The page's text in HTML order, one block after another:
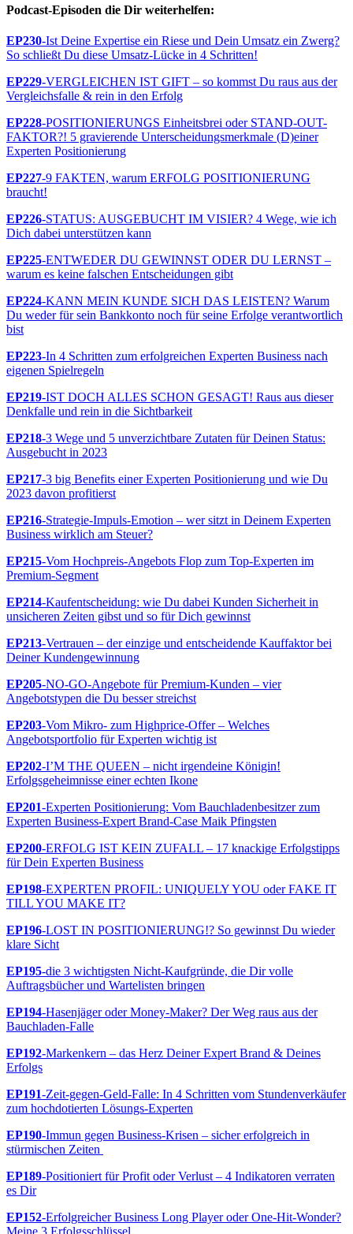
Podcast-Episoden die Dir weiterhelfen:
EP230-Ist Deine Expertise ein Riese und Dein Umsatz ein Zwerg?
So schließt Du diese Umsatz-Lücke in 4 Schritten!
EP229-VERGLEICHEN IST GIFT – so kommst Du raus aus der
Vergleichsfalle & rein in den Erfolg
EP228-POSITIONIERUNGS Einheitsbrei oder STAND-OUT-
FAKTOR?! 5 gravierende Unterscheidungsmerkmale (D)einer
Experten Positionierung
EP227-9 FAKTEN, warum ERFOLG POSITIONIERUNG
braucht!
EP226-STATUS: AUSGEBUCHT IM VISIER? 4 Wege, wie ich
Dich dabei unterstützen kann
EP225-ENTWEDER DU GEWINNST ODER DU LERNST –
warum es keine falschen Entscheidungen gibt
EP224-KANN MEIN KUNDE SICH DAS LEISTEN? Warum
Du weder für sein Bankkonto noch für seine Erfolge verantwortlich
bist
EP223-In 4 Schritten zum erfolgreichen Experten Business nach
eigenen Spielregeln
EP219-IST DOCH ALLES SCHON GESAGT! Raus aus dieser
Denkfalle und rein in die Sichtbarkeit
EP218-3 Wege und 5 unverzichtbare Zutaten für Deinen Status:
Ausgebucht in 2023
EP217-3 big Benefits einer Experten Positionierung und wie Du
2023 davon profitierst
EP216-Strategie-Impuls-Emotion – wer sitzt in Deinem Experten
Business wirklich am Steuer?
EP215-Vom Hochpreis-Angebots Flop zum Top-Experten im
Premium-Segment
EP214-Kaufentscheidung: wie Du dabei Kunden Sicherheit in
unsicheren Zeiten gibst und so für Dich gewinnst
EP213-Vertrauen – der einzige und entscheidende Kauffaktor bei
Deiner Kundengewinnung
EP205-NO-GO-Angebote für Premium-Kunden – vier
Angebotstypen die Du besser streichst
EP203-Vom Mikro- zum Highprice-Offer – Welches
Angebotsportfolio für Experten wichtig ist
EP202-I’M THE QUEEN – nicht irgendeine Königin!
Erfolgsgeheimnisse einer echten Ikone
EP201-Experten Positionierung: Vom Bauchladenbesitzer zum
Experten Business-Expert Brand-Case Maik Pfingsten
EP200-ERFOLG IST KEIN ZUFALL – 17 knackige Erfolgstipps
für Dein Experten Business
EP198-EXPERTEN PROFIL: UNIQUELY YOU oder FAKE IT
TILL YOU MAKE IT?
EP196-LOST IN POSITIONIERUNG!? So gewinnst Du wieder
klare Sicht
EP195-die 3 wichtigsten Nicht-Kaufgründe, die Dir volle
Auftragsbücher und Wartelisten bringen
EP194-Hasenjäger oder Money-Maker? Der Weg raus aus der
Bauchladen-Falle
EP192-Markenkern – das Herz Deiner Expert Brand & Deines
Erfolgs
EP191-Zeit-gegen-Geld-Falle: In 4 Schritten vom Stundenverkäufer
zum hochdotierten Lösungs-Experten
EP190-Immun gegen Business-Krisen – sicher erfolgreich in
stürmischen Zeiten
EP189-Positioniert für Profit oder Verlust – 4 Indikatoren verraten
es Dir
EP152-Erfolgreicher Business Long Player oder One-Hit-Wonder?
Meine 3 Erfolgsschlüssel